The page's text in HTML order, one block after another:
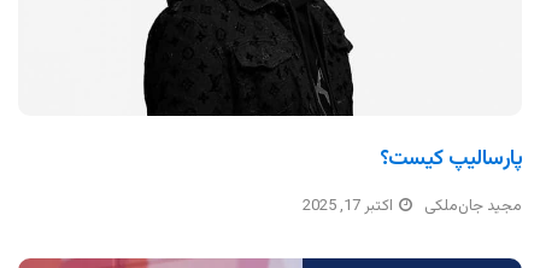
پارسالیپ کیست؟
مجید جان‌ملکی اکتبر 17, 2025